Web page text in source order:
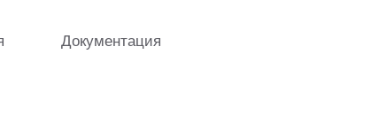
Документация